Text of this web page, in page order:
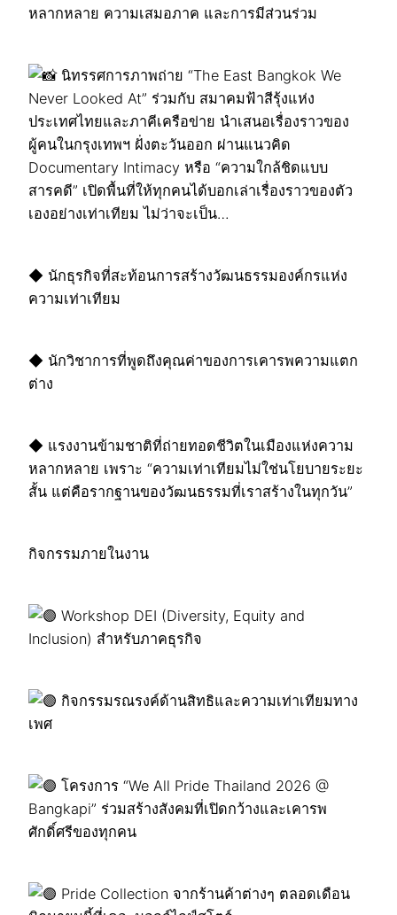
หลากหลาย ความเสมอภาค และการมีส่วนร่วม
นิทรรศการภาพถ่าย “The East Bangkok We
Never Looked At” ร่วมกับ สมาคมฟ้าสีรุ้งแห่ง
ประเทศไทยและภาคีเครือข่าย นำเสนอเรื่องราวของ
ผู้คนในกรุงเทพฯ ฝั่งตะวันออก ผ่านแนวคิด
Documentary Intimacy หรือ “ความใกล้ชิดแบบ
สารคดี” เปิดพื้นที่ให้ทุกคนได้บอกเล่าเรื่องราวของตัว
เองอย่างเท่าเทียม ไม่ว่าจะเป็น…
◆ นักธุรกิจที่สะท้อนการสร้างวัฒนธรรมองค์กรแห่ง
ความเท่าเทียม
◆ นักวิชาการที่พูดถึงคุณค่าของการเคารพความแตก
ต่าง
◆ แรงงานข้ามชาติที่ถ่ายทอดชีวิตในเมืองแห่งความ
หลากหลาย เพราะ “ความเท่าเทียมไม่ใช่นโยบายระยะ
สั้น แต่คือรากฐานของวัฒนธรรมที่เราสร้างในทุกวัน”
กิจกรรมภายในงาน
Workshop DEI (Diversity, Equity and
Inclusion) สำหรับภาคธุรกิจ
กิจกรรมรณรงค์ด้านสิทธิและความเท่าเทียมทาง
เพศ
โครงการ “We All Pride Thailand 2026 @
Bangkapi” ร่วมสร้างสังคมที่เปิดกว้างและเคารพ
ศักดิ์ศรีของทุกคน
Pride Collection จากร้านค้าต่างๆ ตลอดเดือน